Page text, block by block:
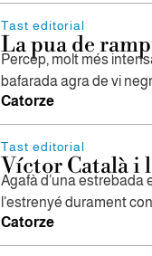
Tast editorial
La pua de
Percep, molt més
bafarada agra de vi
Catorze
Tast editorial
Víctor Català i
Agafà d’una estrebada
l’estrenyé durament
Catorze